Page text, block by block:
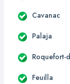
Cavanac
Palaja
Roquefort-
Feuilla